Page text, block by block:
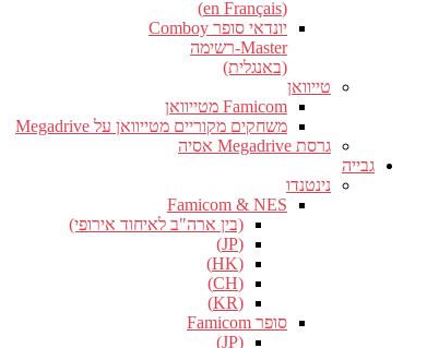
(en Français)
יונדאי סופר Comboy
Master-רשימה
(באנגלית)
טייוואן
Famicom מטייוואן
משחקים מקוריים מטייוואן על Megadrive
גרסת Megadrive אסיה
גבייה
נינטנדו
Famicom & NES
(בין ארה"ב לאיחוד אירופי)
(JP)
(HK)
(CH)
(KR)
סופר Famicom
(JP)